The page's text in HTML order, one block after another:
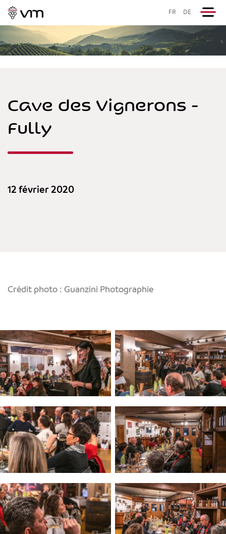
FR DE
Cave des Vignerons -
Fully
12 février 2020
Crédit photo : Guanzini Photographie